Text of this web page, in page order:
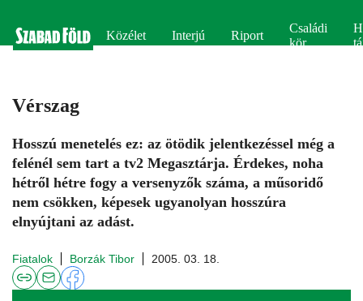
Közélet Interjú Riport
Családi
kör
Vérszag
Hosszú menetelés ez: az ötödik jelentkezéssel még a
felénél sem tart a tv2 Megasztárja. Érdekes, noha
hétről hétre fogy a versenyzők száma, a műsoridő
nem csökken, képesek ugyanolyan hosszúra
elnyújtani az adást.
Fiatalok Borzák Tibor 2005. 03. 18.